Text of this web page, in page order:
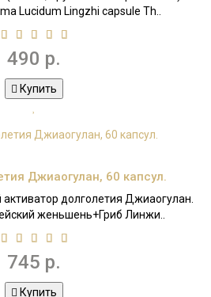
Lucidum Lingzhi capsule Th..
490 р.
Купить
Джиаогулан, 60 капсул.
долголетия Джиаогулан.
женьшень+Гриб Линжи..
745 р.
Купить